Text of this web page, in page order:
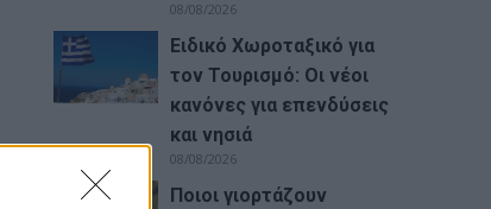
08/08/2026
Ειδικό Χωροταξικό για
τον Τουρισμό: Οι νέοι
κανόνες για επενδύσεις
και νησιά
08/08/2026
Ποιοι γιορτάζουν